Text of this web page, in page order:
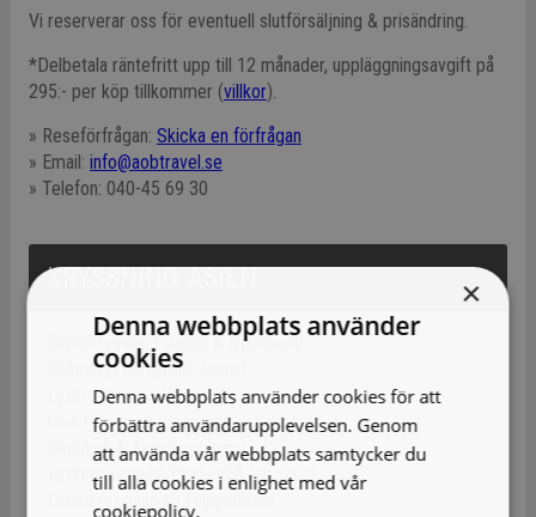
Vi reserverar oss för eventuell slutförsäljning & prisändring.
*Delbetala räntefritt upp till 12 månader, uppläggningsavgift på
295:- per köp tillkommer (villkor).
» Reseförfrågan: Skicka en förfrågan
» Email: info@aobtravel.se
» Telefon: 040-45 69 30
KRYSSNING ASIEN
Drömkryssning Japan & Sydkorea!
Drömkryssning runt Japan!
Lyxkryssning i Japan!
Unik kryssning Singapore – Sydney!
Bangkok & Asienkryssning!
Lyxkryssning till Thailand & Vietnam!
Drömkryssning till Filippinerna!
×
Denna webbplats använder
cookies
Denna webbplats använder cookies för att
förbättra användarupplevelsen. Genom
att använda vår webbplats samtycker du
till alla cookies i enlighet med vår
cookiepolicy.